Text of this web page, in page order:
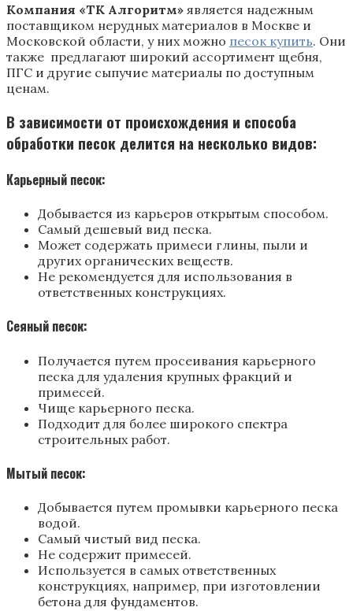
Компания «ТК Алгоритм» является надежным
поставщиком нерудных материалов в Москве и
Московской области, у них можно песок купить. Они
также предлагают широкий ассортимент щебня,
ПГС и другие сыпучие материалы по доступным
ценам.
В зависимости от происхождения и способа
обработки песок делится на несколько видов:
Карьерный песок:
Добывается из карьеров открытым способом.
Самый дешевый вид песка.
Может содержать примеси глины, пыли и
других органических веществ.
Не рекомендуется для использования в
ответственных конструкциях.
Сеяный песок:
Получается путем просеивания карьерного
песка для удаления крупных фракций и
примесей.
Чище карьерного песка.
Подходит для более широкого спектра
строительных работ.
Мытый песок:
Добывается путем промывки карьерного песка
водой.
Самый чистый вид песка.
Не содержит примесей.
Используется в самых ответственных
конструкциях, например, при изготовлении
бетона для фундаментов.